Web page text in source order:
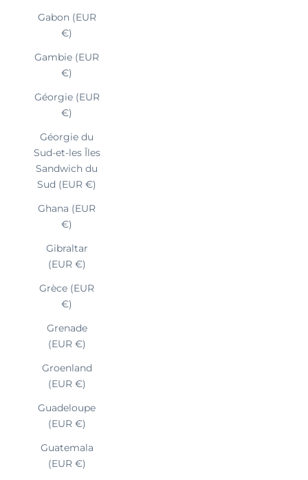
Gabon (EUR
€)
Gambie (EUR
€)
Géorgie (EUR
€)
Géorgie du
Sud-et-les Îles
Sandwich du
Sud (EUR €)
Ghana (EUR
€)
Gibraltar
(EUR €)
Grèce (EUR
€)
Grenade
(EUR €)
Groenland
(EUR €)
Guadeloupe
(EUR €)
Guatemala
(EUR €)